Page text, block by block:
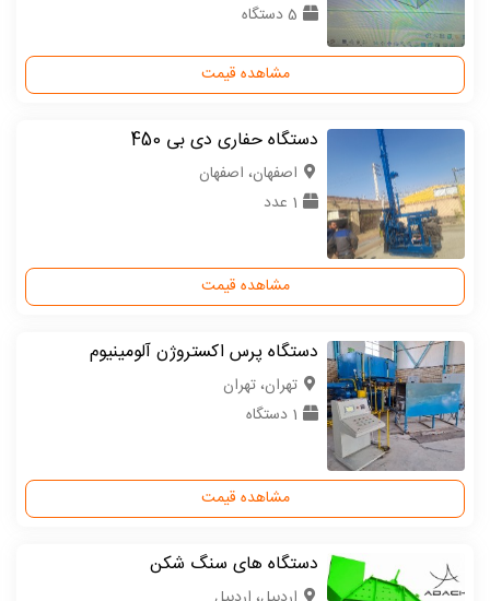
5 دستگاه
مشاهده قیمت
دستگاه حفاری دی بی 450
اصفهان، اصفهان
1 عدد
مشاهده قیمت
دستگاه پرس اکستروژن آلومینیوم
تهران، تهران
1 دستگاه
مشاهده قیمت
دستگاه های سنگ شکن